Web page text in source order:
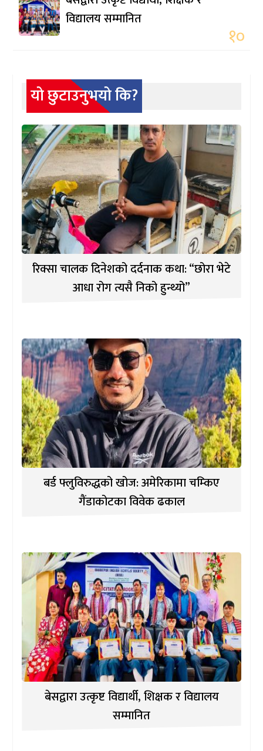
विद्यालय सम्मानित
१०
यो छुटाउनुभयो कि?
रिक्सा चालक दिनेशको दर्दनाक कथा: “छोरा भेटे
आधा रोग त्यसै निको हुन्थ्यो”
बर्ड फ्लुविरुद्धको खोज: अमेरिकामा चम्किए
गैंडाकोटका विवेक ढकाल
बेसद्वारा उत्कृष्ट विद्यार्थी, शिक्षक र विद्यालय
सम्मानित